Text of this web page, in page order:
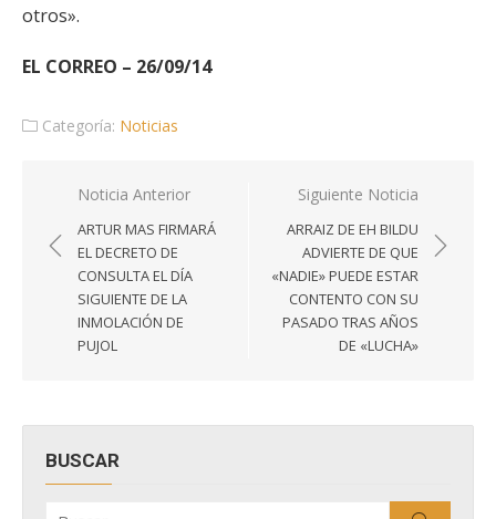
otros».
EL CORREO – 26/09/14
Categoría: Noticias
Navegación
entradas
Noticia Anterior
ARTUR MAS FIRMARÁ
EL DECRETO DE
CONSULTA EL DÍA
SIGUIENTE DE LA
INMOLACIÓN DE
PUJOL
Siguiente Noticia
ARRAIZ DE EH BILDU
ADVIERTE DE QUE
«NADIE» PUEDE ESTAR
CONTENTO CON SU
PASADO TRAS AÑOS
DE «LUCHA»
BUSCAR